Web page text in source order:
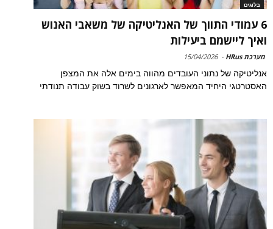
בלוגים
6 עמודי התווך של האנליטיקה של משאבי האנוש
ואיך ליישמם ביעילות
מערכת HRus -
15/04/2026
אנליטיקה של נתוני העובדים מהווה בימים אלה את המצפן
האסטרטגי היחיד המאפשר לארגונים לשרוד בשוק עבודה תנודתי